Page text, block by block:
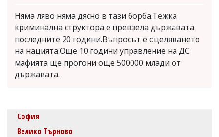
Няма ляво няма дясно в тази борба.Тежка
криминална структора е превзела държавата
последните 20 години.Въпросът е оцеляването
на нацията.Още 10 години управление на ДС
мафията ще прогони още 500000 млади от
държавата.
София
Велико Търново